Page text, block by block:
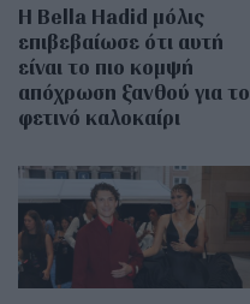
Η Bella Hadid μόλις
επιβεβαίωσε ότι αυτή
είναι το πιο κομψή
απόχρωση ξανθού για το
φετινό καλοκαίρι